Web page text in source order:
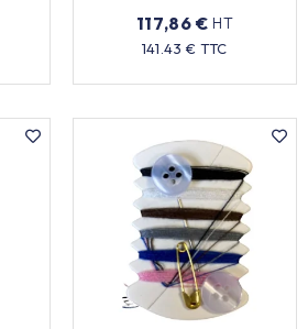
117,86 € HT
141.43 € TTC
Prix